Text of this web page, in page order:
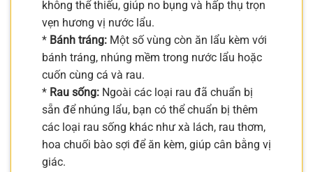
không thể thiếu, giúp no bụng và hấp thụ trọn
vẹn hương vị nước lẩu.
* Bánh tráng: Một số vùng còn ăn lẩu kèm với
bánh tráng, nhúng mềm trong nước lẩu hoặc
cuốn cùng cá và rau.
* Rau sống: Ngoài các loại rau đã chuẩn bị
sẵn để nhúng lẩu, bạn có thể chuẩn bị thêm
các loại rau sống khác như xà lách, rau thơm,
hoa chuối bào sợi để ăn kèm, giúp cân bằng vị
giác.